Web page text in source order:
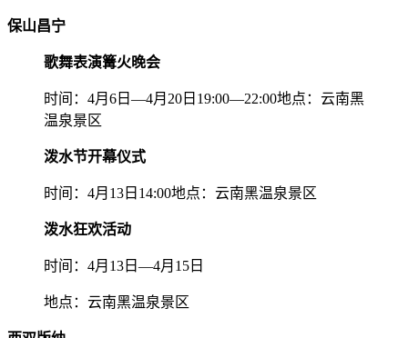
保山昌宁
歌舞表演篝火晚会
时间：4月6日—4月20日19:00—22:00地点：云南黑
温泉景区
泼水节开幕仪式
时间：4月13日14:00地点：云南黑温泉景区
泼水狂欢活动
时间：4月13日—4月15日
地点：云南黑温泉景区